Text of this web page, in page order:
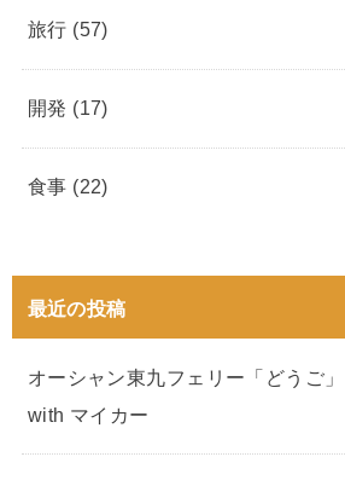
旅行 (57)
開発 (17)
食事 (22)
最近の投稿
オーシャン東九フェリー「どうご
with マイカー